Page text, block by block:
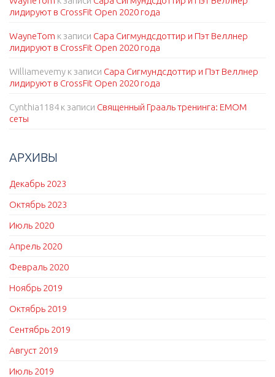
лидируют в CrossFit Open 2020 года
WayneTom к записи Сара Сигмундсдоттир и Пэт Веллнер
лидируют в CrossFit Open 2020 года
Williamevemy к записи Сара Сигмундсдоттир и Пэт Веллнер
лидируют в CrossFit Open 2020 года
Cynthia1184 к записи Священный Грааль тренинга: EMOM
сеты
АРХИВЫ
Декабрь 2023
Октябрь 2023
Июль 2020
Апрель 2020
Февраль 2020
Ноябрь 2019
Октябрь 2019
Сентябрь 2019
Август 2019
Июль 2019